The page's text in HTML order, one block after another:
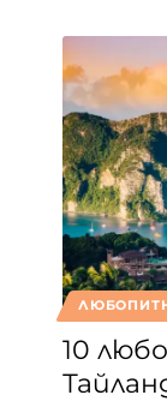
10